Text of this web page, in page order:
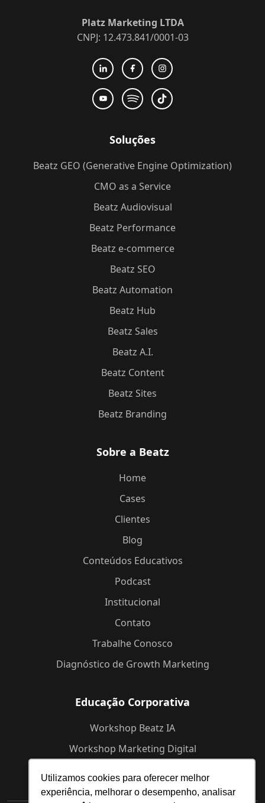
Utilizamos cookies para oferecer melhor
experiência, melhorar o desempenho, analisar
Platz Marketing LTDA
CNPJ: 12.473.841/0001-03
Soluções
Beatz GEO (Generative Engine Optimization)
CMO as a Service
Beatz Audiovisual
Beatz Performance
Beatz e-commerce
Beatz SEO
Beatz Automation
Beatz Hub
Beatz Sales
Beatz A.I.
Beatz Content
Beatz Sites
Beatz Branding
Sobre a Beatz
Home
Cases
Clientes
Blog
Conteúdos Educativos
Podcast
Institucional
Contato
Trabalhe Conosco
Diagnóstico de Growth Marketing
Educação Corporativa
Workshop Beatz IA
Workshop Marketing Digital